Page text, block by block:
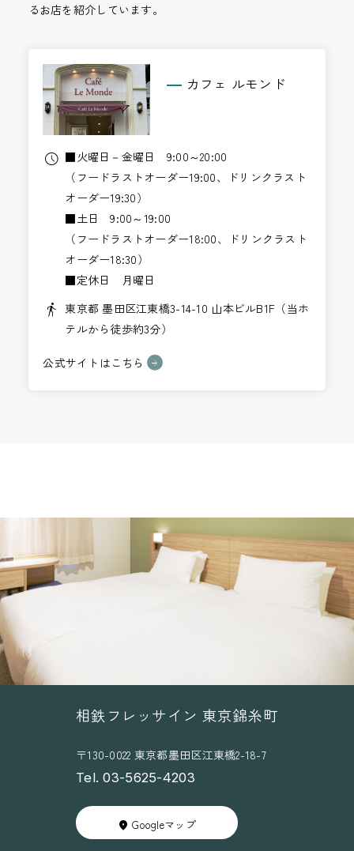
るお店を紹介しています。
カフェ ルモンド
■火曜日－金曜日 9:00～20:00
（フードラストオーダー19:00、ドリンクラスト
オーダー19:30）
■土日 9:00～19:00
（フードラストオーダー18:00、ドリンクラスト
オーダー18:30）
■定休日 月曜日
東京都 墨田区江東橋3-14-10 山本ビルB1F（当ホ
テルから徒歩約3分）
公式サイトはこちら
相鉄フレッサイン 東京錦糸町
〒130-0022 東京都墨田区江東橋2-18-7
Tel. 03-5625-4203
Googleマップ